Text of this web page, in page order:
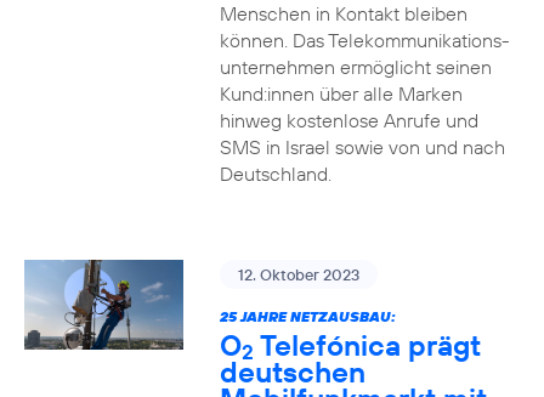
Menschen in Kontakt bleiben
können. Das Telekommunikations­
unternehmen ermöglicht seinen
Kund:innen über alle Marken
hinweg kostenlose Anrufe und
SMS in Israel sowie von und nach
Deutschland.
12. Oktober 2023
25 JAHRE NETZAUSBAU:
O2 Telefónica prägt
deutschen